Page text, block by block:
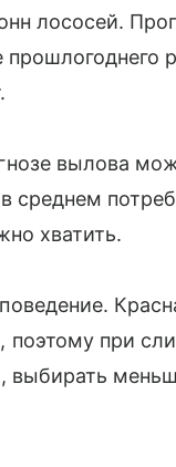
лососей.
вылова
среднем
хватить.
поэтому при
выбирать